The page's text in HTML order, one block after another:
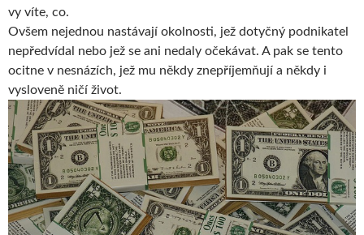
vy víte, co.
Ovšem nejednou nastávají okolnosti, jež dotyčný podnikatel
nepředvídal nebo jež se ani nedaly očekávat. A pak se tento
ocitne v nesnázích, jež mu někdy znepříjemňují a někdy i
vysloveně ničí život.